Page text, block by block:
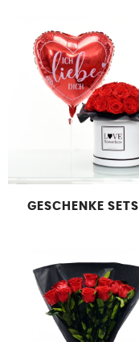
GESCHENKE SETS